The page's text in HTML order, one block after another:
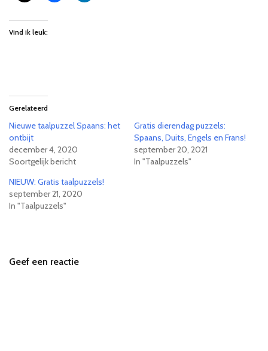
Vind ik leuk:
Gerelateerd
Nieuwe taalpuzzel Spaans: het
ontbijt
december 4, 2020
Soortgelijk bericht
Gratis dierendag puzzels:
Spaans, Duits, Engels en Frans!
september 20, 2021
In "Taalpuzzels"
NIEUW: Gratis taalpuzzels!
september 21, 2020
In "Taalpuzzels"
Geef een reactie